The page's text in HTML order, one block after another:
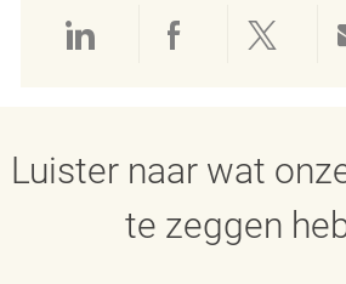
Delen via LinkedIn
Delen viaDelen
Luister naar wat
te zeggen